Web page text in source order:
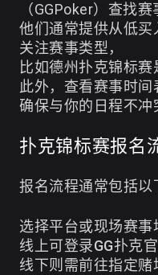
（GGPoker）查找赛
他们通常提供从低买
关注赛事类型，
比如德州扑克锦标赛
此外，查看赛事时间
确保与你的日程不冲
扑克锦标赛报名
报名流程通常包括以
选择平台或现场赛事
线上可登录GG扑克官
线下则需前往指定赌